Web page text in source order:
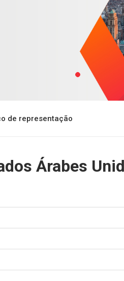
de representação
Árabes